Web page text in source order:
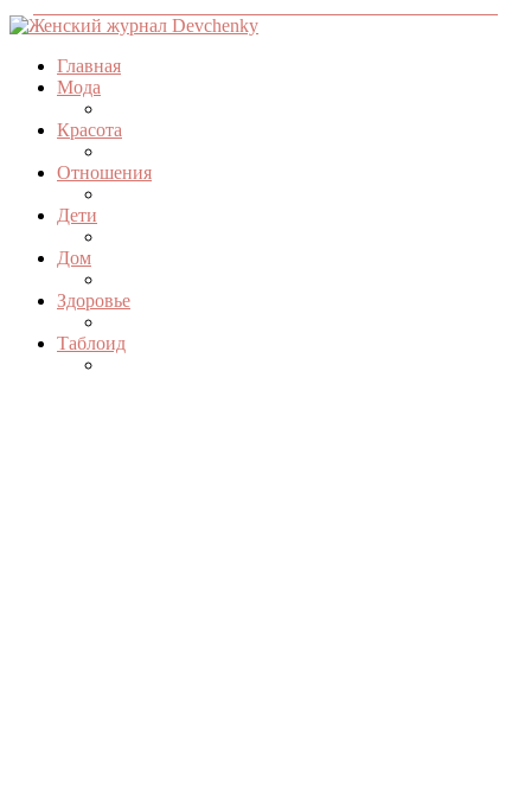
Главная
Мода
Красота
Отношения
Дети
Дом
Здоровье
Таблоид